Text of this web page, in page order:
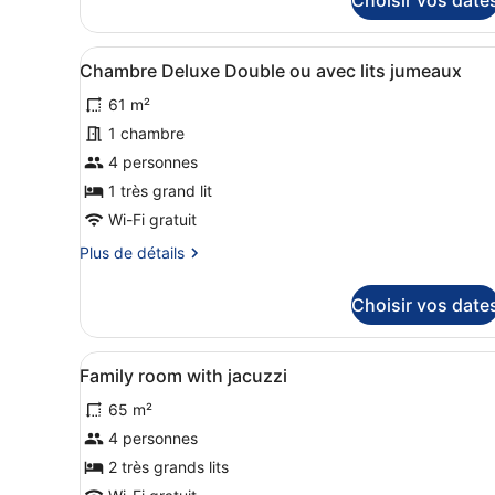
parc
le
type
de
Chambre
Double
Design,
vue
parc
Afficher
toutes
les
photos
pour
ce
type
chambre :
Double
ou
avec
lits
jumeaux
Une chambre à coucher
4
Chambre Deluxe Double ou avec lits jumeaux
61 m²
1 chambre
4 personnes
1 très grand lit
Wi-Fi gratuit
Plus de détails
Plus
le
type
de
chambre
Chambre
Deluxe
Double
ou
avec
Choisir vos
Afficher
toutes
les
photos
pour
ce
Une chambre d’hôtel
3
Family room with jacuzzi
65 m²
4 personnes
2 très grands lits